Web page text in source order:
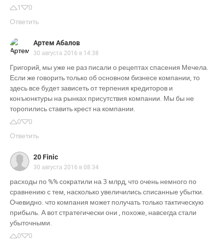
1
0
Ответить
Артем Абалов
30 августа 2016 в 14:38
Григорий, мы уже не раз писали о рецептах спасения Мечела.
Если же говорить только об основном бизнесе компании, то
здесь все будет зависеть от терпения кредиторов и
конъюнктуры на рынках присутствия компании. Мы бы не
торопились ставить крест на компании.
0
0
Ответить
20 Finic
30 августа 2016 в 08:34
расходы по %% сократили на 3 млрд, что очень немного по
сравнению с тем, насколько увеличились списанные убытки.
Очевидно. что компания может получать только тактическую
прибыль. А вот стратегически они , похоже, навсегда стали
убыточными.
0
0